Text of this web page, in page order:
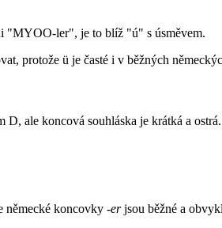
"MYOO-ler", je to blíž "ú" s úsměvem.
protože ü je časté i v běžných
ale koncová souhláska je krátká a ostrá.
německé koncovky -erjsou běžné a